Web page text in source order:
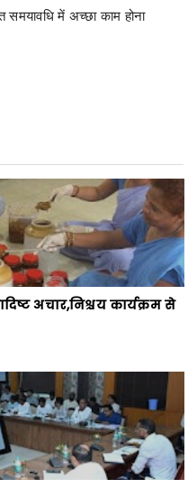
समयावधि में अच्छा काम होना
अचार,निश्चय कार्यक्रम से